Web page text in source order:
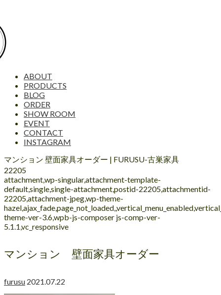
ABOUT
PRODUCTS
BLOG
ORDER
SHOW ROOM
EVENT
CONTACT
INSTAGRAM
マンション 壁面家具オーダー | FURUSU-古巣家具
22205
attachment,wp-singular,attachment-template-
default,single,single-attachment,postid-22205,attachmentid-
22205,attachment-jpeg,wp-theme-
theme-ver-3.6,wpb-js-composer js-comp-ver-
5.1.1,vc_responsive
マンション 壁面家具オーダー
furusu 2021.07.22